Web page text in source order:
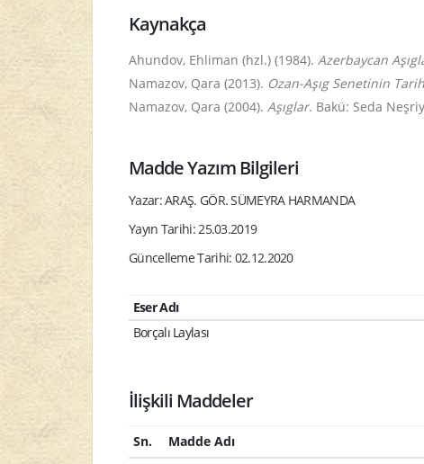
Kaynakça
Ahundov, Ehliman (hzl.) (1984). Azerbaycan
Namazov, Qara (2013). Ozan-Aşıg Senetinin
Namazov, Qara (2004). Aşıglar. Bakü: Seda
Madde Yazım Bilgileri
Yazar: ARAŞ. GÖR. SÜMEYRA HARMANDA
Yayın Tarihi: 25.03.2019
Güncelleme Tarihi: 02.12.2020
Eser Adı
Borçalı Laylası
İlişkili Maddeler
Sn. Madde Adı